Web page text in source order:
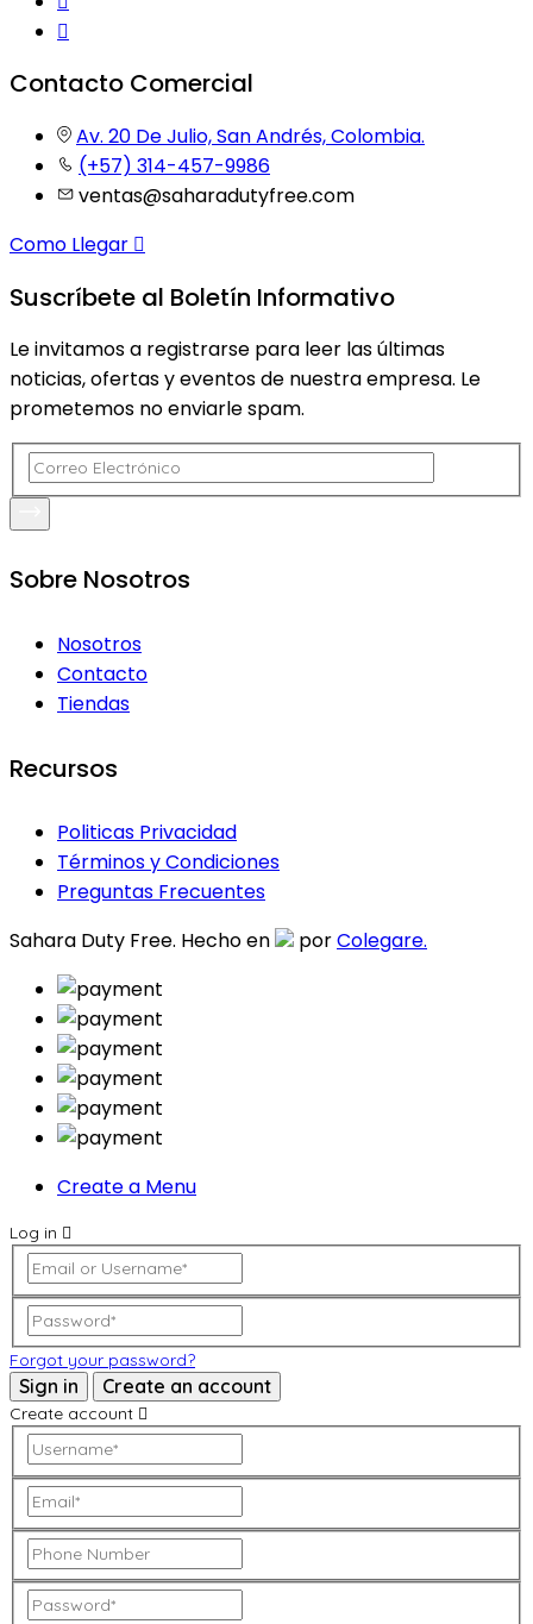
Contacto Comercial
Av. 20 De Julio, San Andrés, Colombia.
(+57) 314-457-9986
ventas@saharadutyfree.com
Como Llegar
Suscríbete al Boletín Informativo
Le invitamos a registrarse para leer las últimas
noticias, ofertas y eventos de nuestra empresa. Le
prometemos no enviarle spam.
Sobre Nosotros
Nosotros
Contacto
Tiendas
Recursos
Politicas Privacidad
Términos y Condiciones
Preguntas Frecuentes
Sahara Duty Free. Hecho en
porColegare.
Create a Menu
Log in
Forgot your password?
Sign in Create an account
Create account